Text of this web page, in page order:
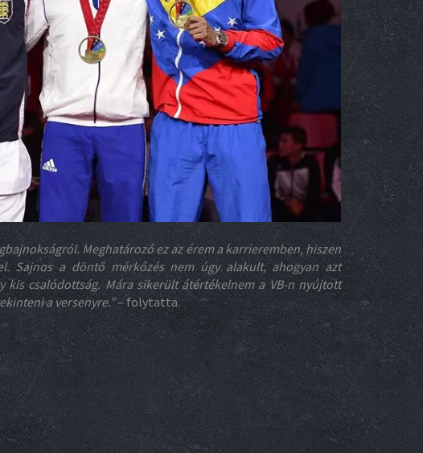
Meghatározó ez az érem a karrieremben, hiszen
Sajnos a döntő mérkőzés nem úgy alakult, ahogyan azt
kis csalódottság. Mára sikerült átértékelnem a VB-n nyújtott
a versenyre.”– folytatta.